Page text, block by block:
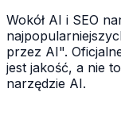
Wokół AI i SEO
przez AI".
jest jakość, a nie
narzędzie AI.